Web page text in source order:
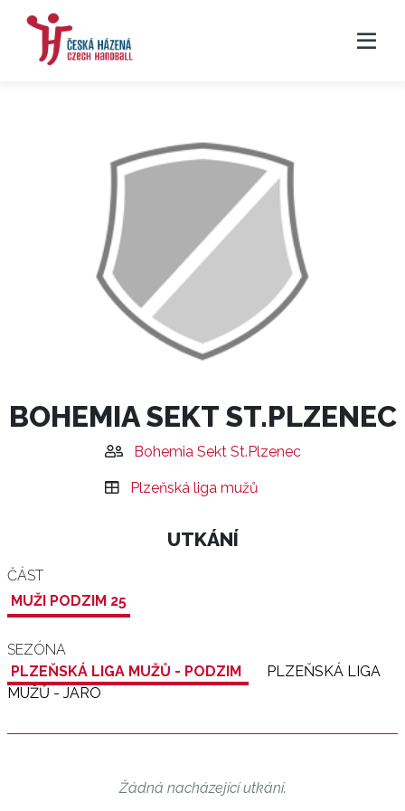
BOHEMIA SEKT ST.PLZENEC
Bohemia Sekt St.Plzenec
Plzeňská liga mužů
UTKÁNÍ
ČÁST
MUŽI PODZIM 25
SEZÓNA
PLZEŇSKÁ LIGA MUŽŮ - PODZIM
PLZEŇSKÁ LIGA
MUŽŮ - JARO
Žádná nacházející utkání.